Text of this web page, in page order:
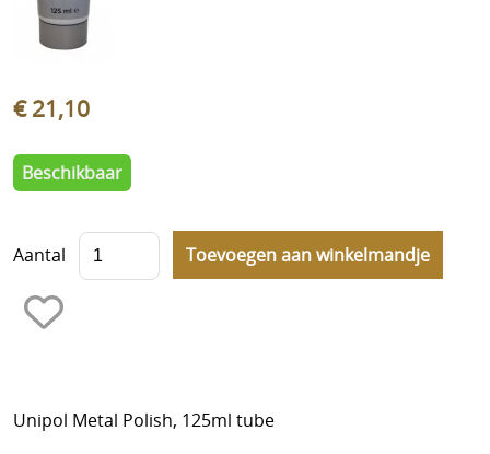
Nieuwsbrief
Historiek
€ 21,10
Beschikbaar
Aantal
Unipol Metal Polish, 125ml tube